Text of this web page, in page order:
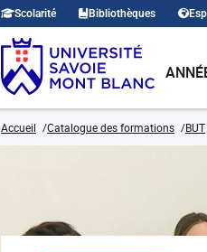
Scolarité Bibliothèques
Accueil Catalogue des formations BUT